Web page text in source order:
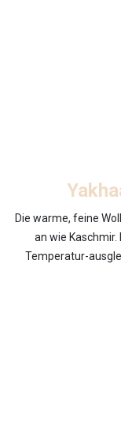
Die warme, feine
an wie
Temperatur-